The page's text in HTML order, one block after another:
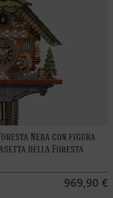
Nera con figura
della Foresta
969,90 €